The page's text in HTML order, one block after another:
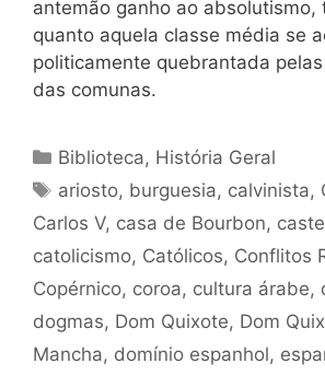
antemão ganho ao absolutismo,
quanto aquela classe média se
politicamente quebrantada
das comunas.
Categorias
Biblioteca, História Geral
Tags
ariosto, burguesia, calvinista,
Carlos V, casa de Bourbon,
catolicismo, Católicos, Conflitos
Copérnico, coroa, cultura árabe,
dogmas, Dom Quixote, Dom
Mancha, domínio espanhol,